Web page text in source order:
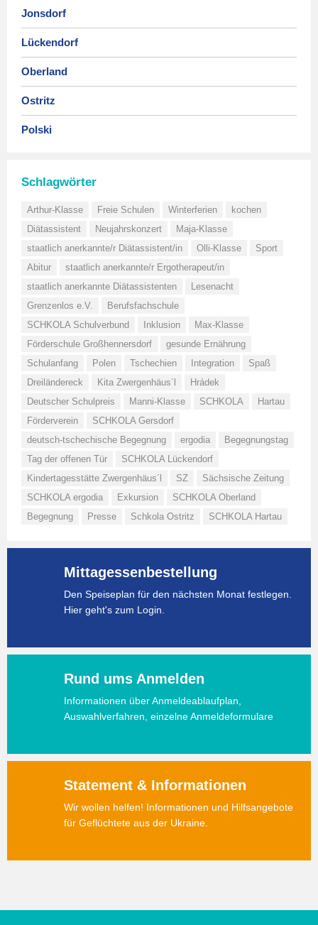
Jonsdorf
Lückendorf
Oberland
Ostritz
Polski
Schlagwörter
Arthur-Klasse Freie Schulen Winterferien
kochen
Diätassistent
Neujahrskonzert
Maja-Klasse
staatlich anerkannte/r Diätassistent/in
Olli-Klasse
Sport
Abitur
staatlich anerkannte/r Ergotherapeut/in
staatlich anerkannte Diätassistenten
Lesenacht
Grenzenlos e.V.
Berufsfachschule
SCHKOLA Schulverbund
Inklusion
Max-Klasse
Förderschule Großhennersdorf
gesunde Ernährung
Schulanfang
Polen Tschechien Integration
Spaß
Dreiländereck
Kita Zwergenhäus´l
Hrádek
Deutscher Schulpreis
Manni-Klasse SCHKOLA
Hartau
Förderverein
SCHKOLA Gersdorf
deutsch-tschechische Begegnung
ergodia
Begegnungstag
Tag der offenen Tür
SCHKOLA Lückendorf
Kindertagesstätte Zwergenhäus´l
SZ
Sächsische Zeitung
SCHKOLA ergodia
Exkursion
SCHKOLA Oberland
Begegnung
Presse Schkola Ostritz SCHKOLA Hartau
Mittagessenbestellung
Den Speiseplan für den nächsten Monat festlegen.
Hier geht's zum Login.
Rund ums Anmelden
Informationen über Anmeldeablaufplan,
Auswahlverfahren, einzelne Anmeldeformulare
Statement & Informationen
Wir wollen helfen! Informationen und Hilfsangebote
für Geflüchtete aus der Ukraine.